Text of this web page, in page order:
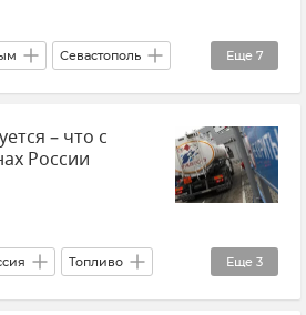
Еще 7
Севастополь
Топливо
Дефицит топлива в Крыму
– что с
России
Еще 3
Топливо
АЗС